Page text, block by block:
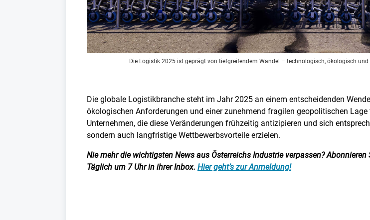
Die Logistik 2025 ist geprägt von tiefgreifendem Wandel – technologisch, ökologisch und
Die globale Logistikbranche steht im Jahr 2025 an einem entscheidenden
ökologischen Anforderungen und einer zunehmend fragilen geopolitischen
Unternehmen, die diese Veränderungen frühzeitig antizipieren und sich
sondern auch langfristige Wettbewerbsvorteile erzielen.
Nie mehr die wichtigsten News aus Österreichs Industrie verpassen?
Täglich um 7 Uhr in ihrer Inbox. Hier geht’s zur Anmeldung!